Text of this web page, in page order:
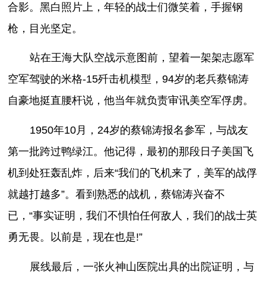
合影。黑白照片上，年轻的战士们微笑着，手握钢
枪，目光坚定。
站在王海大队空战示意图前，望着一架架志愿军
空军驾驶的米格-15歼击机模型，94岁的老兵蔡锦涛
自豪地挺直腰杆说，他当年就负责审讯美空军俘虏。
1950年10月，24岁的蔡锦涛报名参军，与战友
第一批跨过鸭绿江。他记得，最初的那段日子美国飞
机到处狂轰乱炸，后来“我们的飞机来了，美军的战俘
就越打越多”。看到熟悉的战机，蔡锦涛兴奋不
已，“事实证明，我们不惧怕任何敌人，我们的战士英
勇无畏。以前是，现在也是!”
展线最后，一张火神山医院出具的出院证明，与